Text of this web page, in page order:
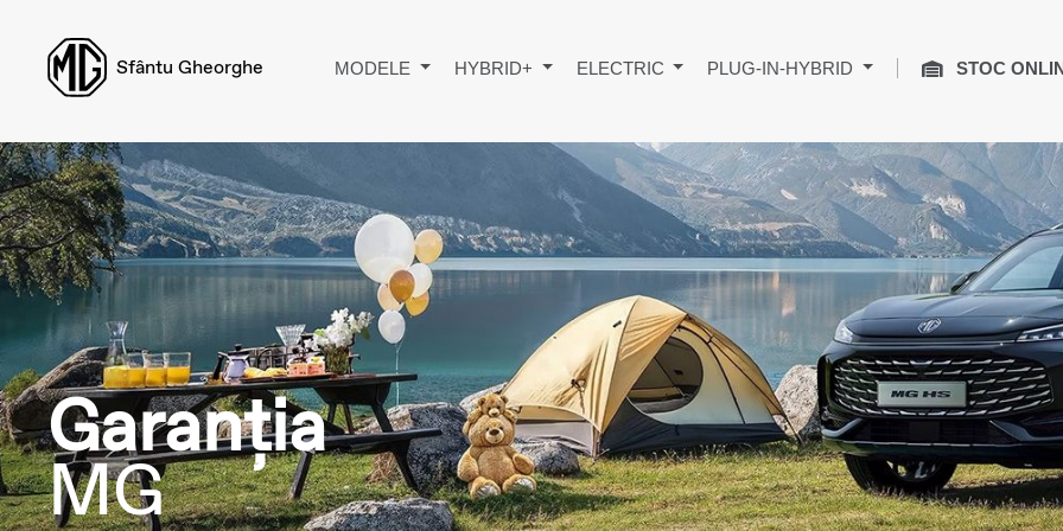
Sfântu Gheorghe MODELE HYBRID+ ELECTRIC PLUG-IN-HYBRID STOC
Garanția
MG